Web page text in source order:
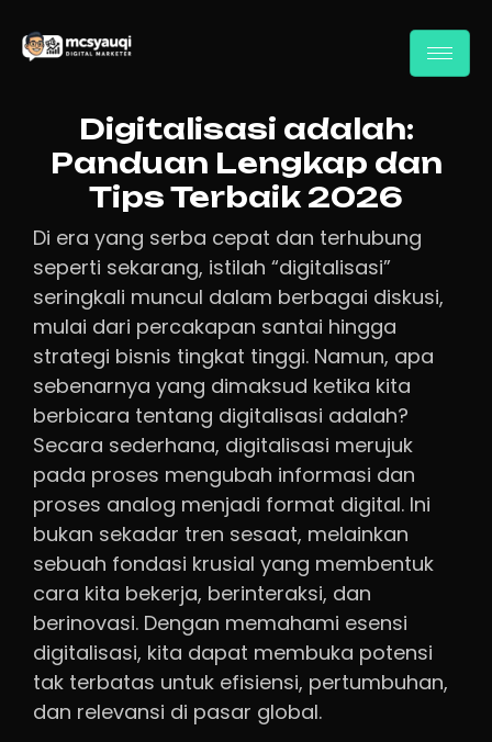
Digitalisasi adalah:
Panduan Lengkap dan
Tips Terbaik 2026
Di era yang serba cepat dan terhubung
seperti sekarang, istilah “digitalisasi”
seringkali muncul dalam berbagai diskusi,
mulai dari percakapan santai hingga
strategi bisnis tingkat tinggi. Namun, apa
sebenarnya yang dimaksud ketika kita
berbicara tentang digitalisasi adalah?
Secara sederhana, digitalisasi merujuk
pada proses mengubah informasi dan
proses analog menjadi format digital. Ini
bukan sekadar tren sesaat, melainkan
sebuah fondasi krusial yang membentuk
cara kita bekerja, berinteraksi, dan
berinovasi. Dengan memahami esensi
digitalisasi, kita dapat membuka potensi
tak terbatas untuk efisiensi, pertumbuhan,
dan relevansi di pasar global.